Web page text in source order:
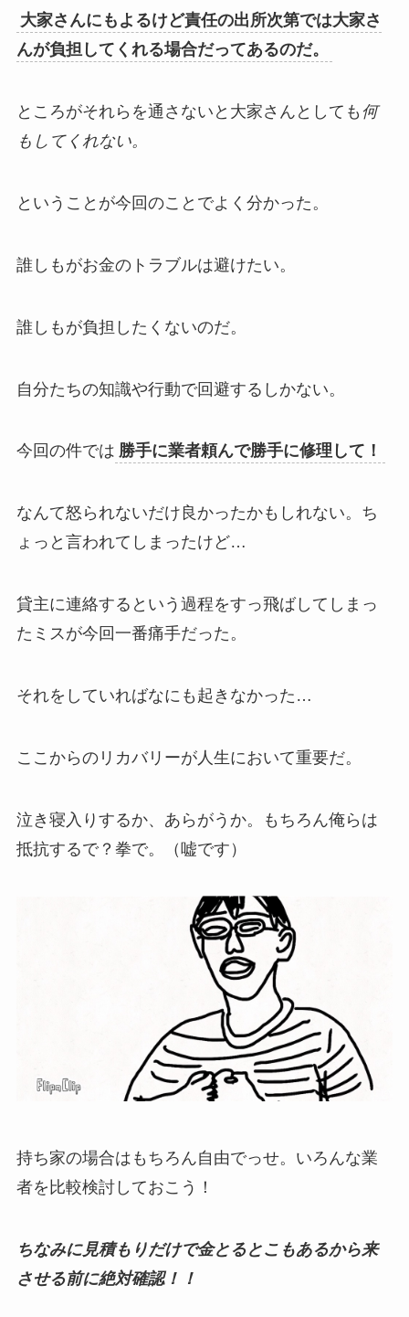
大家さんにもよるけど責任の出所次第では大家さ
んが負担してくれる場合だってあるのだ。
ところがそれらを通さないと大家さんとしても 何
もしてくれない。
ということが今回のことでよく分かった。
誰しもがお金のトラブルは避けたい。
誰しもが負担したくないのだ。
自分たちの知識や行動で回避するしかない。
今回の件では 勝手に業者頼んで勝手に修理して！
なんて怒られないだけ良かったかもしれない。ち
ょっと言われてしまったけど…
貸主に連絡するという過程をすっ飛ばしてしまっ
たミスが今回一番痛手だった。
それをしていればなにも起きなかった…
ここからのリカバリーが人生において重要だ。
泣き寝入りするか、あらがうか。もちろん俺らは
抵抗するで？拳で。（嘘です）
持ち家の場合はもちろん自由でっせ。いろんな業
者を比較検討しておこう！
ちなみに見積もりだけで金とるとこもあるから来
させる前に絶対確認！！